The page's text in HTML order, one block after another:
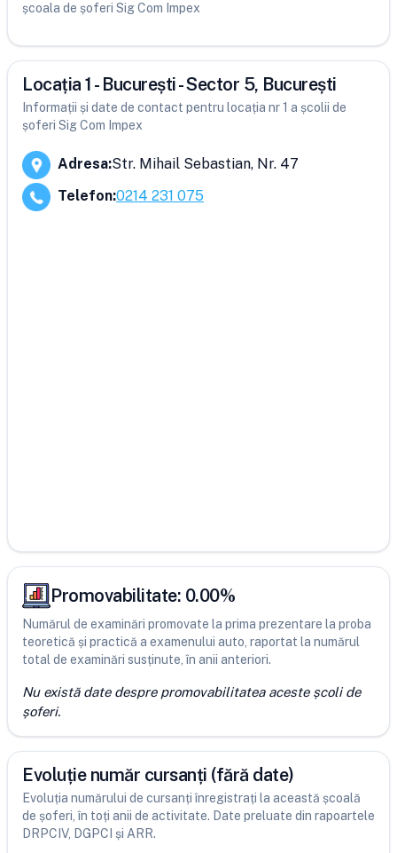
școala de șoferi Sig Com Impex
Locația 1 - București - Sector 5, București
Informații și date de contact pentru locația nr 1 a școlii de
șoferi Sig Com Impex
Adresa:Str. Mihail Sebastian, Nr. 47
Telefon:0214 231 075
Promovabilitate: 0.00%
Numărul de examinări promovate la prima prezentare la proba
teoretică și practică a examenului auto, raportat la numărul
total de examinări susținute, în anii anteriori.
Nu există date despre promovabilitatea aceste școli de
șoferi.
Evoluție număr cursanți (fără date)
Evoluția numărului de cursanți înregistrați la această școală
de șoferi, în toți anii de activitate. Date preluate din rapoartele
DRPCIV, DGPCI și ARR.